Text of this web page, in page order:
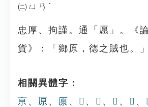
㈡ㄩㄢˋ
忠厚、拘謹。通「愿」。《
貨》：「鄉原，德之賊也。」
相關異體字：
亰 、 𠩤 、 厡 、 𠪰 、 𠫐 、 𠪥 、 𠩠 、